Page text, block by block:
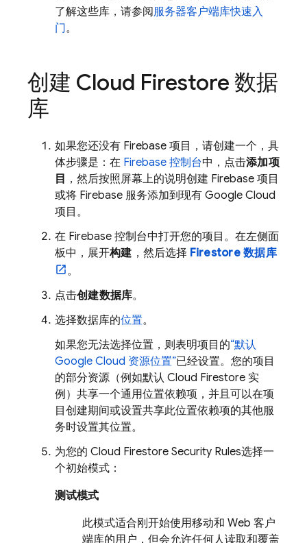
了解这些库，请参阅服务器客户端库快速入
门。
创建 Cloud Firestore 数据
库
如果您还没有 Firebase 项目，请创建一个，具
体步骤是：在 Firebase 控制台中，点击添加项
目 ，然后按照屏幕上的说明创建 Firebase 项目
或将 Firebase 服务添加到现有 Google Cloud
项目。
在 Firebase 控制台中打开您的项目。在左侧面
板中，展开构建 ，然后选择 Firestore 数据库
。
点击创建数据库。
选择数据库的位置。
如果您无法选择位置，则表明项目的“默认
Google Cloud 资源位置”已经设置。您的项目
的部分资源（例如默认 Cloud Firestore 实
例）共享一个通用位置依赖项，并且可以在项
目创建期间或设置共享此位置依赖项的其他服
务时设置其位置。
为您的 Cloud Firestore Security Rules选择一
个初始模式：
测试模式
此模式适合刚开始使用移动和 Web 客户
端库的用户，但会允许任何人读取和覆盖